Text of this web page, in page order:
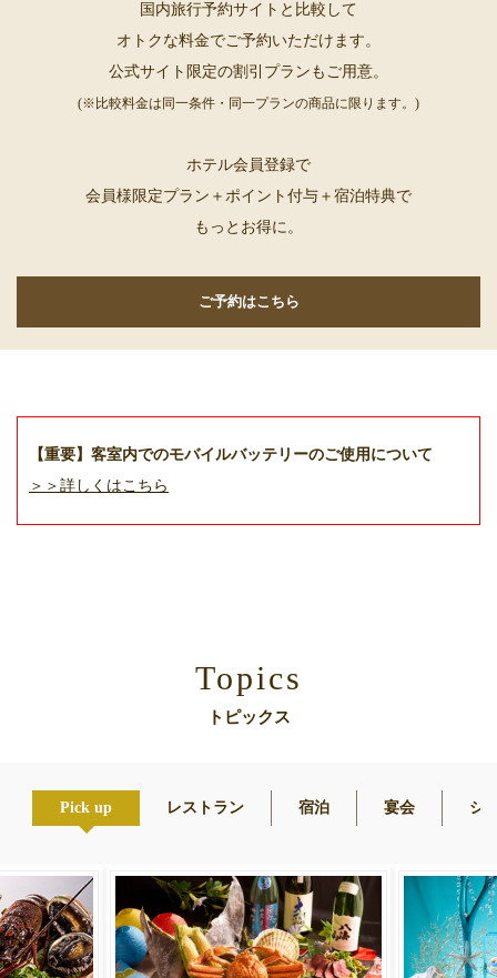
国内旅行予約サイトと比較して
オトクな料金でご予約いただけます。
公式サイト限定の割引プランもご用意。
(※比較料金は同一条件・同一プランの商品に限ります。)
ホテル会員登録で
会員様限定プラン＋ポイント付与＋宿泊特典で
もっとお得に。
ご予約はこちら
【重要】客室内でのモバイルバッテリーのご使用について
＞＞詳しくはこちら
Topics
トピックス
Pick up レストラン 宿泊 宴会 シ